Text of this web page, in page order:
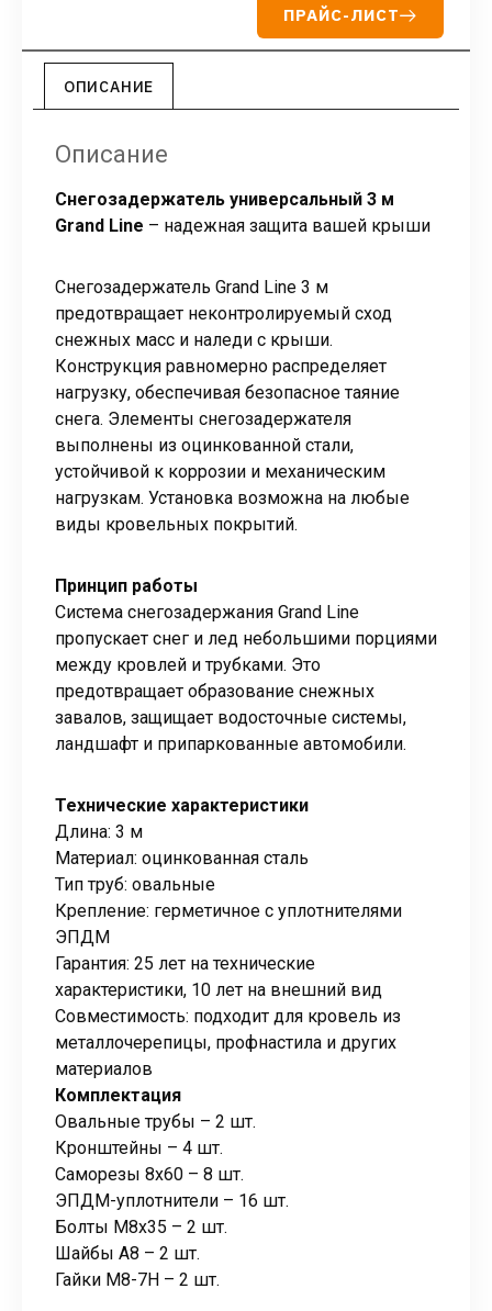
ПРАЙС-ЛИСТ
ОПИСАНИЕ
Описание
Снегозадержатель универсальный 3 м
Grand Line – надежная защита вашей крыши
Снегозадержатель Grand Line 3 м
предотвращает неконтролируемый сход
снежных масс и наледи с крыши.
Конструкция равномерно распределяет
нагрузку, обеспечивая безопасное таяние
снега. Элементы снегозадержателя
выполнены из оцинкованной стали,
устойчивой к коррозии и механическим
нагрузкам. Установка возможна на любые
виды кровельных покрытий.
Принцип работы
Система снегозадержания Grand Line
пропускает снег и лед небольшими порциями
между кровлей и трубками. Это
предотвращает образование снежных
завалов, защищает водосточные системы,
ландшафт и припаркованные автомобили.
Технические характеристики
Длина: 3 м
Материал: оцинкованная сталь
Тип труб: овальные
Крепление: герметичное с уплотнителями
ЭПДМ
Гарантия: 25 лет на технические
характеристики, 10 лет на внешний вид
Совместимость: подходит для кровель из
металлочерепицы, профнастила и других
материалов
Комплектация
Овальные трубы – 2 шт.
Кронштейны – 4 шт.
Саморезы 8х60 – 8 шт.
ЭПДМ-уплотнители – 16 шт.
Болты М8х35 – 2 шт.
Шайбы А8 – 2 шт.
Гайки М8-7Н – 2 шт.